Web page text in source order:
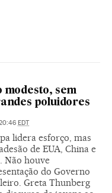
modesto, sem
poluidores
EDT
lidera esforço, mas
de EUA, China e
Não houve
do Governo
Greta Thunberg